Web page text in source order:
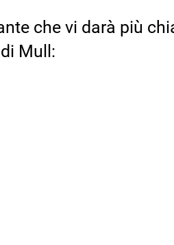
che vi darà più
Mull: